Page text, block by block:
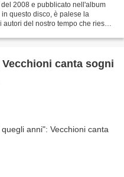
2008 e pubblicato nell'album
questo disco, è palese la
del nostro tempo che riesce
canta sogni